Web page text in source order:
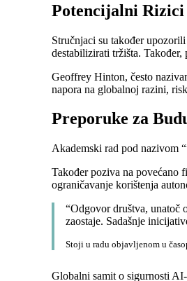
Potencijalni Rizici
Stručnjaci su također
destabilizirati tržišta.
Geoffrey Hinton, često
napora na globalnoj razini,
Preporuke za
Akademski rad pod nazivom
Također poziva na
ograničavanje korištenja
“Odgovor društva, unatoč
zaostaje. Sadašnje
Stoji u radu objavljenom u
Globalni samit o sigurnosti